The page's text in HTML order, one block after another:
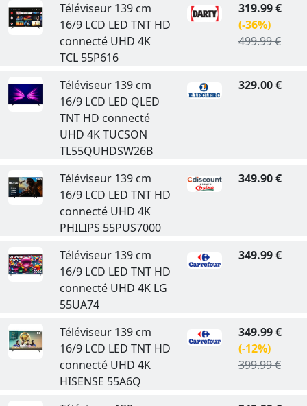
Téléviseur 139 cm
16/9 LCD LED TNT HD
connecté UHD 4K
TCL 55P616
319.99 €
(-36%)
499.99 €
Téléviseur 139 cm
16/9 LCD LED QLED
TNT HD connecté
UHD 4K TUCSON
TL55QUHDSW26B
329.00 €
Téléviseur 139 cm
16/9 LCD LED TNT HD
connecté UHD 4K
PHILIPS 55PUS7000
349.90 €
Téléviseur 139 cm
16/9 LCD LED TNT HD
connecté UHD 4K LG
55UA74
349.99 €
Téléviseur 139 cm
16/9 LCD LED TNT HD
connecté UHD 4K
HISENSE 55A6Q
349.99 €
(-12%)
399.99 €